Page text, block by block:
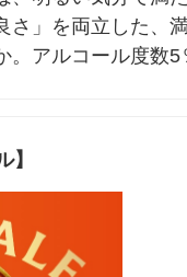
さ」を両立した、
アルコール度数5
】